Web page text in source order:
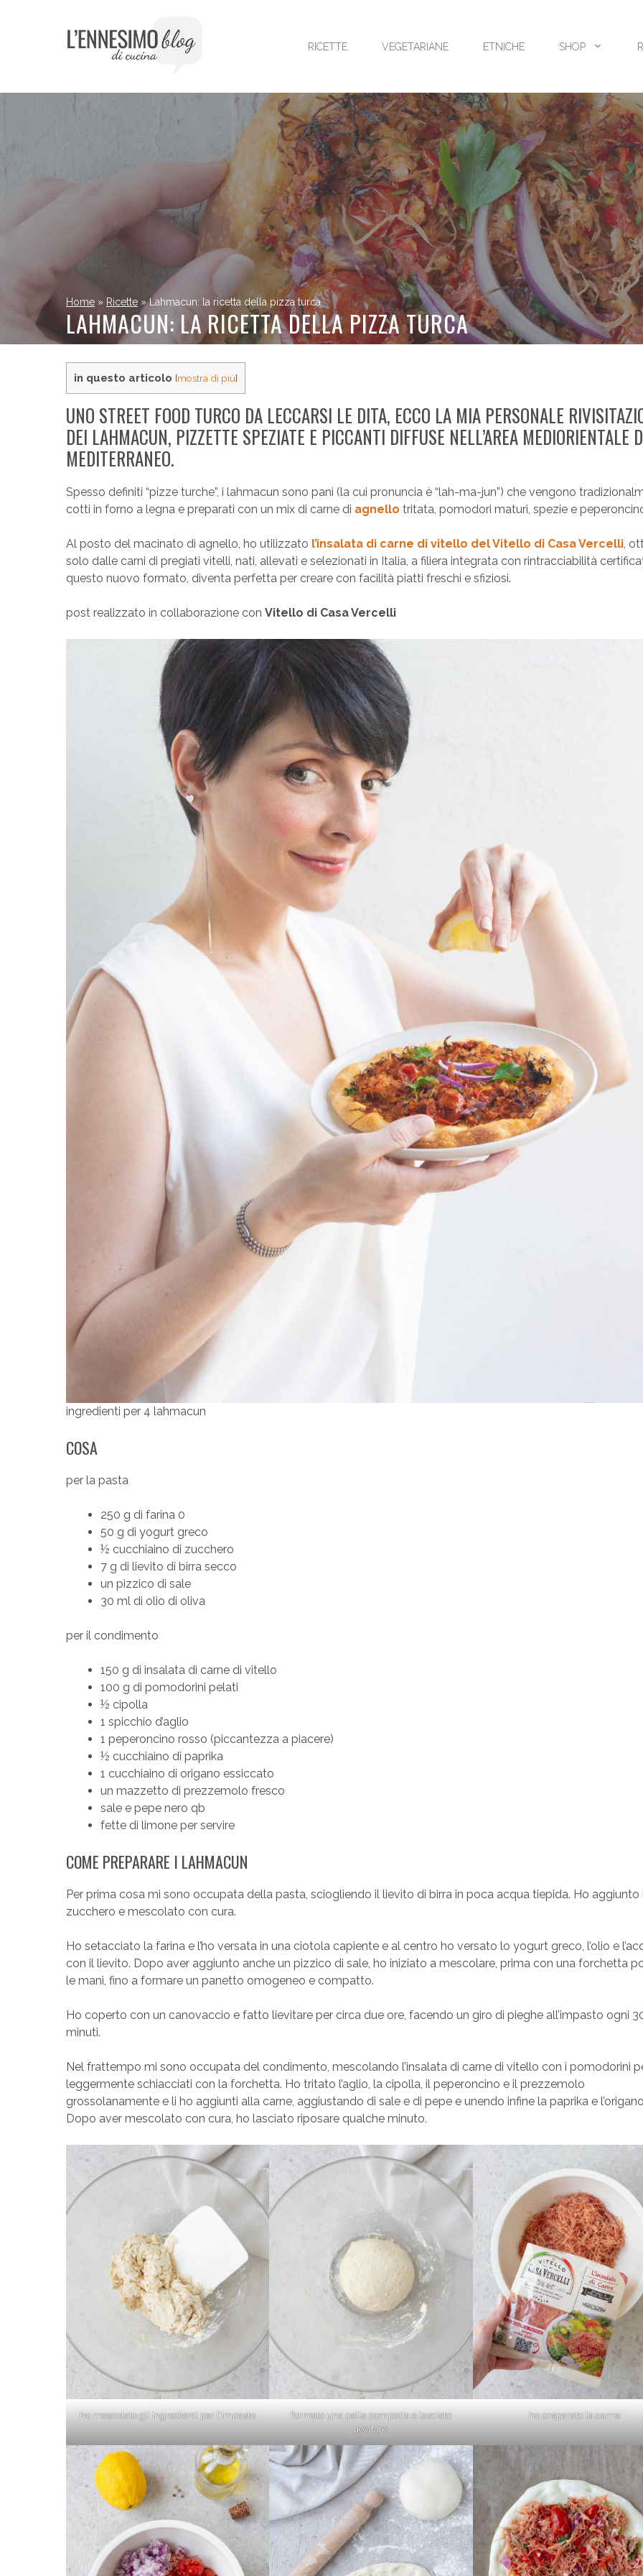
RICETTE VEGETARIANE ETNICHE SHOP
Home » Ricette »Lahmacun: la ricetta della pizza turca
LAHMACUN: LA RICETTA DELLA PIZZA TURCA
in questo articolo [mostra di più]
UNO STREET FOOD TURCO DA LECCARSI LE DITA, ECCO LA MIA PERSONALE
DEI LAHMACUN, PIZZETTE SPEZIATE E PICCANTI DIFFUSE NELL’AREA MEDIORIENTALE
MEDITERRANEO.
Spesso definiti “pizze turche”, i lahmacun sono pani (la cui pronuncia è “lah-ma-jun”) che vengono
cotti in forno a legna e preparati con un mix di carne di agnello tritata, pomodori maturi, spezie e
Al posto del macinato di agnello, ho utilizzato l’insalata di carne di vitello del Vitello di Casa Vercelli,
solo dalle carni di pregiati vitelli, nati, allevati e selezionati in Italia, a filiera integrata con rintracciabilità
questo nuovo formato, diventa perfetta per creare con facilità piatti freschi e sfiziosi.
post realizzato in collaborazione con Vitello di Casa Vercelli
ingredienti per 4 lahmacun
COSA
per la pasta
250 g di farina 0
50 g di yogurt greco
½ cucchiaino di zucchero
7 g di lievito di birra secco
un pizzico di sale
30 ml di olio di oliva
per il condimento
150 g di insalata di carne di vitello
100 g di pomodorini pelati
½ cipolla
1 spicchio d’aglio
1 peperoncino rosso (piccantezza a piacere)
½ cucchiaino di paprika
1 cucchiaino di origano essiccato
un mazzetto di prezzemolo fresco
sale e pepe nero qb
fette di limone per servire
COME PREPARARE I LAHMACUN
Per prima cosa mi sono occupata della pasta, sciogliendo il lievito di birra in poca acqua tiepida. Ho aggiunto
zucchero e mescolato con cura.
Ho setacciato la farina e l’ho versata in una ciotola capiente e al centro ho versato lo yogurt greco, l’olio e
con il lievito. Dopo aver aggiunto anche un pizzico di sale, ho iniziato a mescolare, prima con una forchetta
le mani, fino a formare un panetto omogeneo e compatto.
Ho coperto con un canovaccio e fatto lievitare per circa due ore, facendo un giro di pieghe all’impasto ogni
minuti.
Nel frattempo mi sono occupata del condimento, mescolando l’insalata di carne di vitello con i pomodorini
leggermente schiacciati con la forchetta. Ho tritato l’aglio, la cipolla, il peperoncino e il prezzemolo
grossolanamente e li ho aggiunti alla carne, aggiustando di sale e di pepe e unendo infine la paprika e
Dopo aver mescolato con cura, ho lasciato riposare qualche minuto.
ho mescolato gli ingredienti per l’impasto
formato una palla compatta e lasciato
lievitare
ho preparato la carne